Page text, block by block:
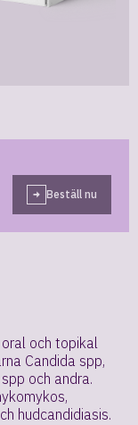
Beställ nu
och topikal
Candida spp,
och andra.
hudcandidiasis.